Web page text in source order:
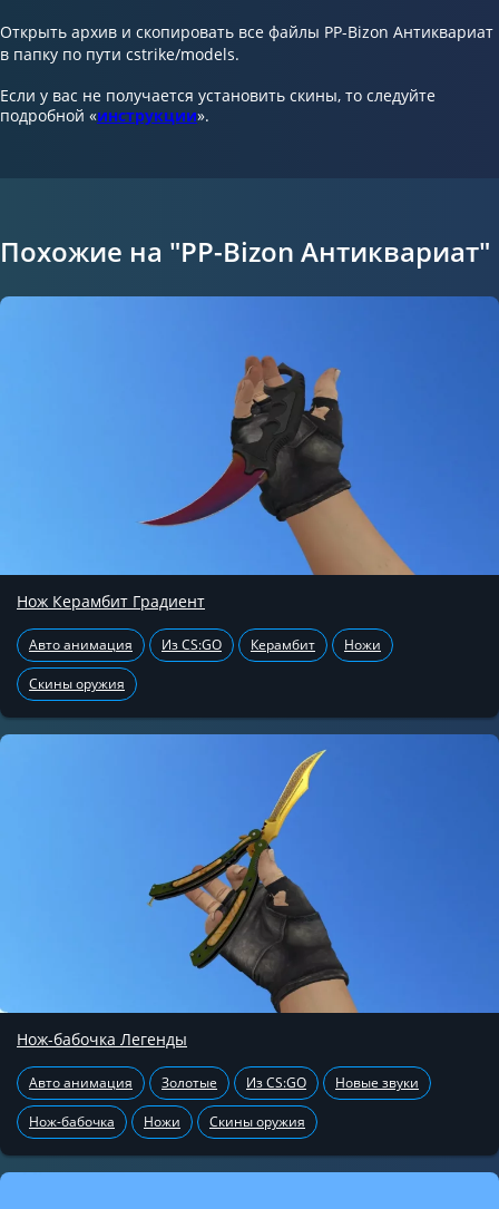
Открыть архив и скопировать все файлы PP-Bizon Антиквариат
в папку по пути cstrike/models.
Если у вас не получается установить скины, то следуйте
подробной «инструкции».
Похожие на "PP-Bizon Антиквариат"
Нож Керамбит Градиент
Авто анимация Из CS:GO Керамбит Ножи
Скины оружия
Нож-бабочка Легенды
Авто анимация Золотые Из CS:GO Новые звуки
Нож-бабочка Ножи Скины оружия